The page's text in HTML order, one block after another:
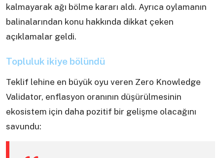
kalmayarak ağı bölme kararı aldı. Ayrıca oylamanın
balinalarından konu hakkında dikkat çeken
açıklamalar geldi.
Topluluk ikiye bölündü
Teklif lehine en büyük oyu veren Zero Knowledge
Validator, enflasyon oranının düşürülmesinin
ekosistem için daha pozitif bir gelişme olacağını
savundu: